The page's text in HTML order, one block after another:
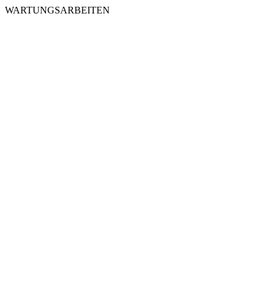
WARTUNGSARBEITEN